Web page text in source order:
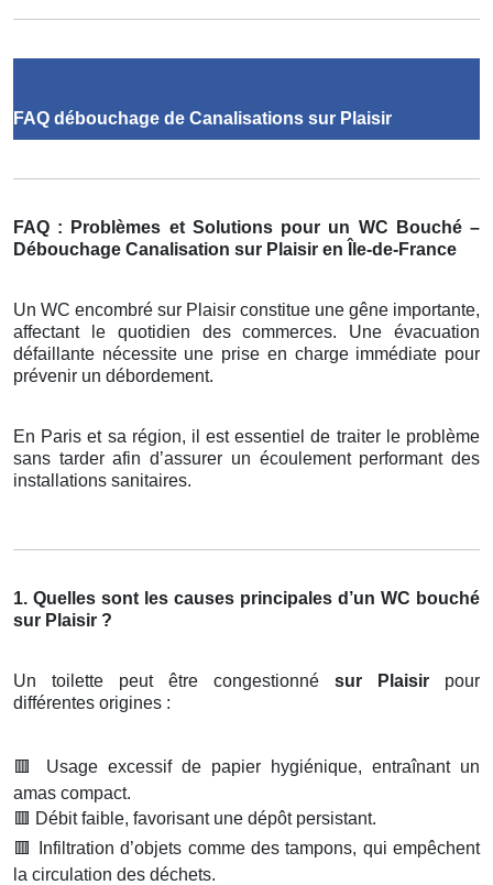
FAQ débouchage de Canalisations sur Plaisir
FAQ : Problèmes et Solutions pour un WC Bouché –
Débouchage Canalisation sur Plaisir en Île-de-France
Un WC encombré sur Plaisir constitue une gêne importante,
affectant le quotidien des commerces. Une évacuation
défaillante nécessite une prise en charge immédiate pour
prévenir un débordement.
En Paris et sa région, il est essentiel de traiter le problème
sans tarder afin d’assurer un écoulement performant des
installations sanitaires.
1. Quelles sont les causes principales d’un WC bouché
sur Plaisir ?
Un toilette peut être congestionné sur Plaisir pour
différentes origines :
🟥
Usage excessif de papier hygiénique, entraînant un
amas compact.
🟥 Débit faible, favorisant une dépôt persistant.
🟥
Infiltration d’objets comme des tampons, qui empêchent
la circulation des déchets.